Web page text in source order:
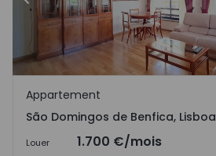
Précédent
São Domingos de Benfica, Lisboa
Appartement
São Domingos de Benfica, Lisboa
Louer 1.700 €/mois